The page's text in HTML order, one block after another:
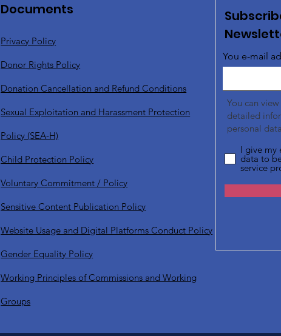
Documents
Privacy Policy
Donor Rights Policy
Donation Cancellation and Refund Conditions
Sexual Exploitation and Harassment Protection
Policy (SEA-H)
Child Protection Policy
Voluntary Commitment / Policy
Sensitive Content Publication Policy
Website Usage and Digital Platforms Conduct Policy
Gender Equality Policy
Working Principles of Commissions and Working
Groups
You e-mail
You can view
detailed
personal
I give my
data to
service